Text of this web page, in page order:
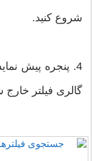
شروع کنید.
4. پنجره پیش
گالری فیلتر